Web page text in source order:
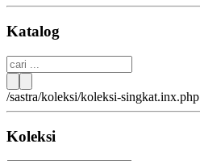
Katalog
/sastra/koleksi/koleksi-singkat.inx.php
Koleksi